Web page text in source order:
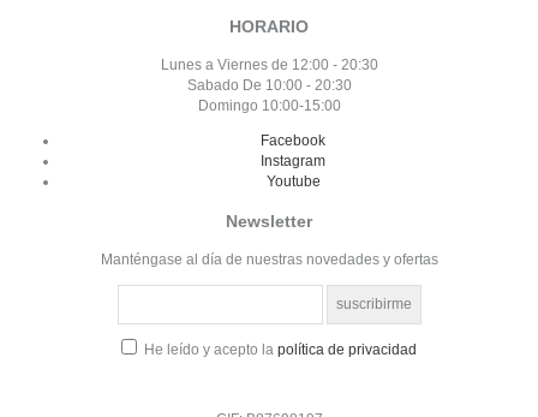
HORARIO
Lunes a Viernes de 12:00 - 20:30
Sabado De 10:00 - 20:30
Domingo 10:00-15:00
Facebook
Instagram
Youtube
Newsletter
Manténgase al día de nuestras novedades y ofertas
He leído y acepto la política de privacidad